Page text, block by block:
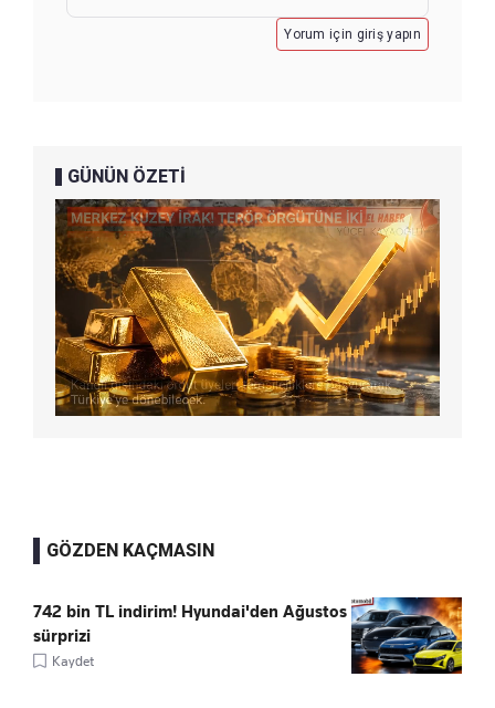
Yorum için giriş yapın
GÜNÜN ÖZETİ
GÖZDEN KAÇMASIN
742 bin TL indirim! Hyundai'den Ağustos
sürprizi
Kaydet